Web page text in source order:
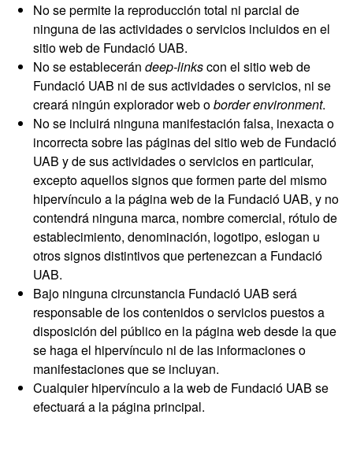
No se permite la reproducción total ni parcial de
ninguna de las actividades o servicios incluidos en el
sitio web de Fundació UAB.
No se establecerán deep-linkscon el sitio web de
Fundació UAB ni de sus actividades o servicios, ni se
creará ningún explorador web oborder environment.
No se incluirá ninguna manifestación falsa, inexacta o
incorrecta sobre las páginas del sitio web de Fundació
UAB y de sus actividades o servicios en particular,
excepto aquellos signos que formen parte del mismo
hipervínculo a la página web de la Fundació UAB, y no
contendrá ninguna marca, nombre comercial, rótulo de
establecimiento, denominación, logotipo, eslogan u
otros signos distintivos que pertenezcan a Fundació
UAB.
Bajo ninguna circunstancia Fundació UAB será
responsable de los contenidos o servicios puestos a
disposición del público en la página web desde la que
se haga el hipervínculo ni de las informaciones o
manifestaciones que se incluyan.
Cualquier hipervínculo a la web de Fundació UAB se
efectuará a la página principal.